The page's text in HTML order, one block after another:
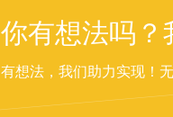
你有想法吗？
有想法，我们助力实现！